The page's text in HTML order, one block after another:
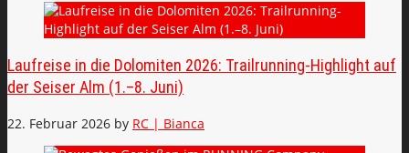
Laufreise in die Dolomiten 2026: Trailrunning-Highlight auf
der Seiser Alm (1.–8. Juni)
22. Februar 2026 by RC | Bianca